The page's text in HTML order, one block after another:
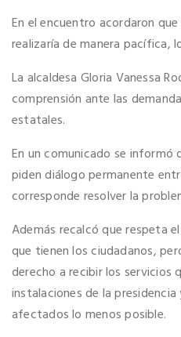
En el encuentro acordaron
realizaría de manera pacífica,
La alcaldesa Gloria Vanessa
comprensión ante las
estatales.
En un comunicado se informó
piden diálogo permanente
corresponde resolver la
Además recalcó que respeta
que tienen los ciudadanos,
derecho a recibir los servicios
instalaciones de la
afectados lo menos posible.